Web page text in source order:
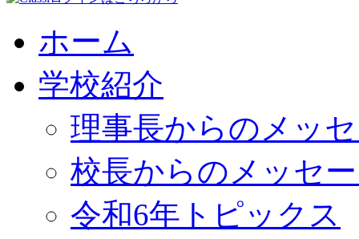
ホーム
学校紹介
理事長からのメッ
校長からのメッセ
令和6年トピックス